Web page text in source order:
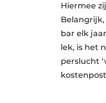
Hiermee
bar elk
lek, is het
perslucht